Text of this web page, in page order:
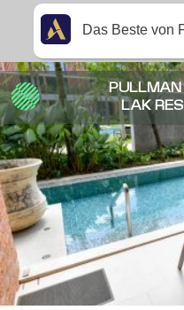
Das Beste von
PULLMAN
LAK